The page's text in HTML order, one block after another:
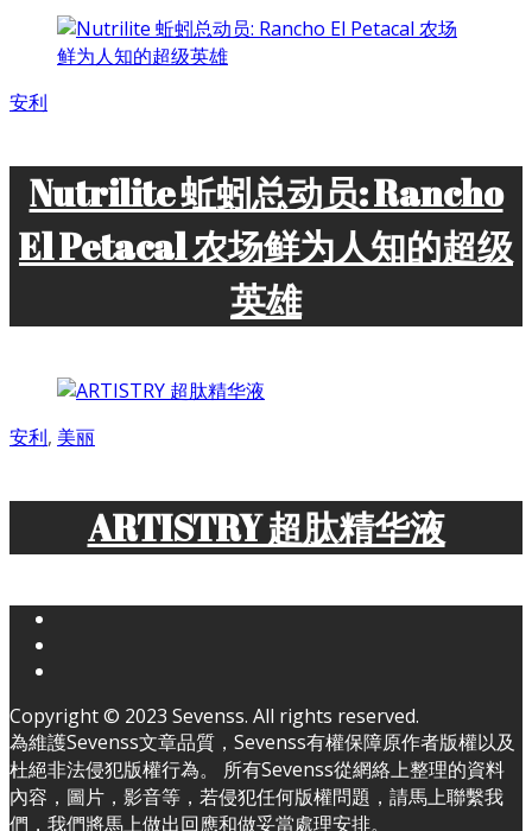
安利
Nutrilite 蚯蚓总动员: Rancho
El Petacal 农场鲜为人知的超级
英雄
安利, 美丽
ARTISTRY 超肽精华液
Copyright © 2023 Sevenss. All rights reserved.
為維護Sevenss文章品質，Sevenss有權保障原作者版權以及
杜絕非法侵犯版權行為。 所有Sevenss從網絡上整理的資料
內容，圖片，影音等，若侵犯任何版權問題，請馬上聯繫我
們，我們將馬上做出回應和做妥當處理安排。